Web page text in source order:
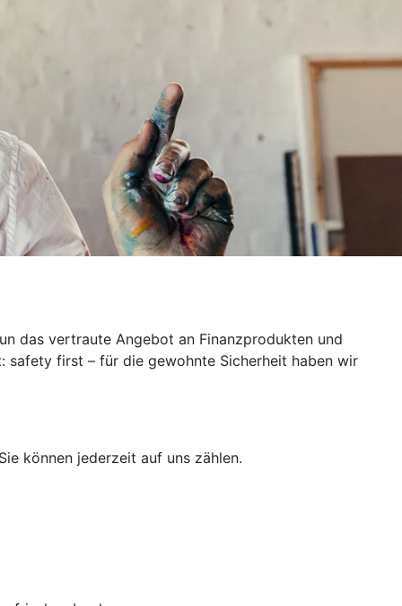
das vertraute Angebot an Finanzprodukten und
safety first – für die gewohnte Sicherheit haben wir
können jederzeit auf uns zählen.